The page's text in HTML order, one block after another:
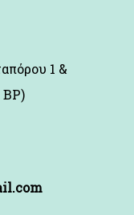
1 &